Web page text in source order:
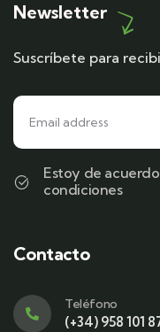
Newsletter
Suscríbete para
Estoy de
condiciones
Contacto
Teléfono
(+34) 958 101